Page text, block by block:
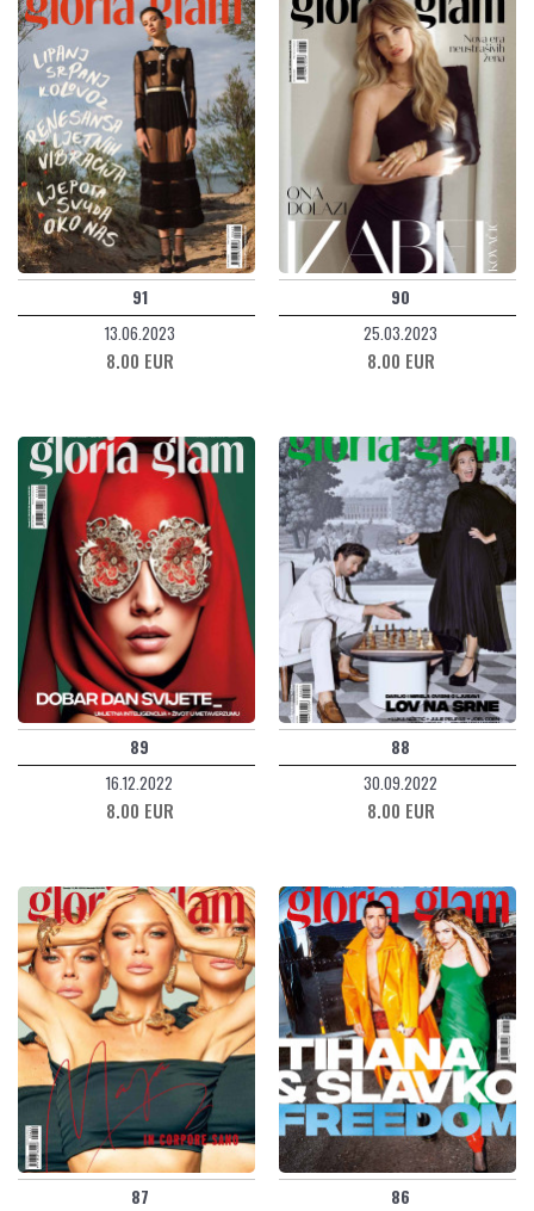
91
13.06.2023
8.00 EUR
90
25.03.2023
8.00 EUR
89
16.12.2022
8.00 EUR
88
30.09.2022
8.00 EUR
87 86